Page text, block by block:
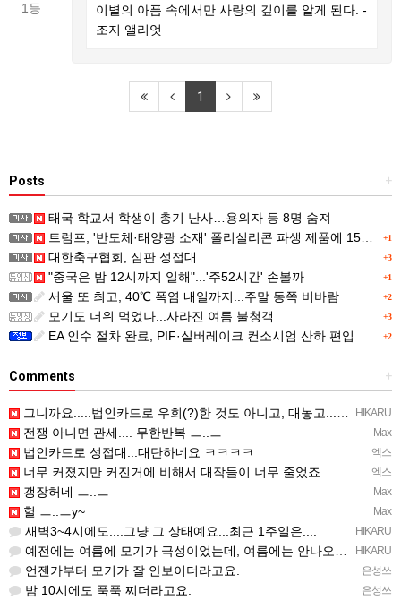
1등
이별의 아픔 속에서만 사랑의 깊이를 알게 된다. -
조지 앨리엇
1
+
Posts
태국 학교서 학생이 총기 난사…용의자 등 8명 숨져
+1
트럼프, '반도체·태양광 소재' 폴리실리콘 파생 제품에 15% 관세...한국 기업도 영향
+3
대한축구협회, 심판 성접대
+1
"중국은 밤 12시까지 일해"...'주52시간' 손볼까
+2
서울 또 최고, 40℃ 폭염 내일까지...주말 동쪽 비바람
+3
모기도 더위 먹었나...사라진 여름 불청객
+2
EA 인수 절차 완료, PIF·실버레이크 컨소시엄 산하 편입
+
Comments
HIKARU
그니까요.....법인카드로 우회(?)한 것도 아니고, 대놓고...ㅋ ㅋ)
Max
전쟁 아니면 관세.... 무한반복 ㅡ..ㅡ
엑스
법인카드로 성접대...대단하네요 ㅋㅋㅋㅋ
엑스
너무 커졌지만 커진거에 비해서 대작들이 너무 줄었죠.........
Max
갱장허네 ㅡ..ㅡ
Max
헐 ㅡ..ㅡy~
HIKARU
새벽3~4시에도....그냥 그 상태예요...최근 1주일은....
HIKARU
예전에는 여름에 모기가 극성이었는데, 여름에는 안나오는 것 같은.....ㅎ ㅎ)
은성쓰
언젠가부터 모기가 잘 안보이더라고요.
은성쓰
밤 10시에도 푹푹 찌더라고요.